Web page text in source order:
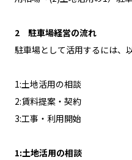
2 駐車場経営の流れ
駐車場として活用するには、
1:土地活用の相談
2:賃料提案・契約
3:工事・利用開始
1:土地活用の相談